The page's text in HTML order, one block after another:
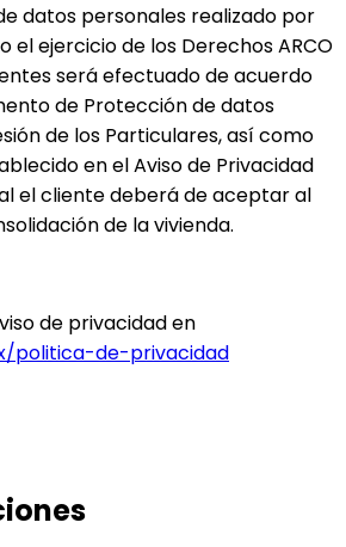
datos personales realizado por
el ejercicio de los Derechos ARCO
será efectuado de acuerdo
de Protección de datos
de los Particulares, así como
en el Aviso de Privacidad
el cliente deberá de aceptar al
de la vivienda.
politica-de-privacidad